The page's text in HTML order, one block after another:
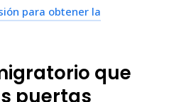
para obtener la
que
puertas